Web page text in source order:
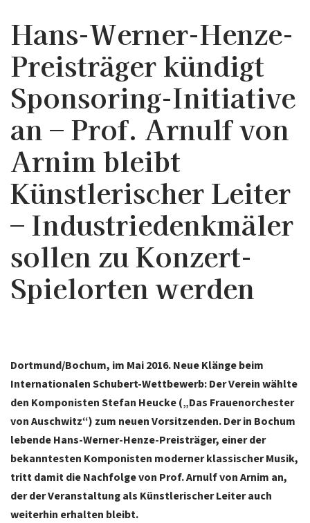
Hans-Werner-Henze-
Preisträger kündigt
Sponsoring-Initiative
an – Prof. Arnulf von
Arnim bleibt
Künstlerischer Leiter
– Industriedenkmäler
sollen zu Konzert-
Spielorten werden
Dortmund/Bochum, im Mai 2016. Neue Klänge beim
Internationalen Schubert-Wettbewerb: Der Verein wählte
den Komponisten Stefan Heucke („Das Frauenorchester
von Auschwitz“) zum neuen Vorsitzenden. Der in Bochum
lebende Hans-Werner-Henze-Preisträger, einer der
bekanntesten Komponisten moderner klassischer Musik,
tritt damit die Nachfolge von Prof. Arnulf von Arnim an,
der der Veranstaltung als Künstlerischer Leiter auch
weiterhin erhalten bleibt.